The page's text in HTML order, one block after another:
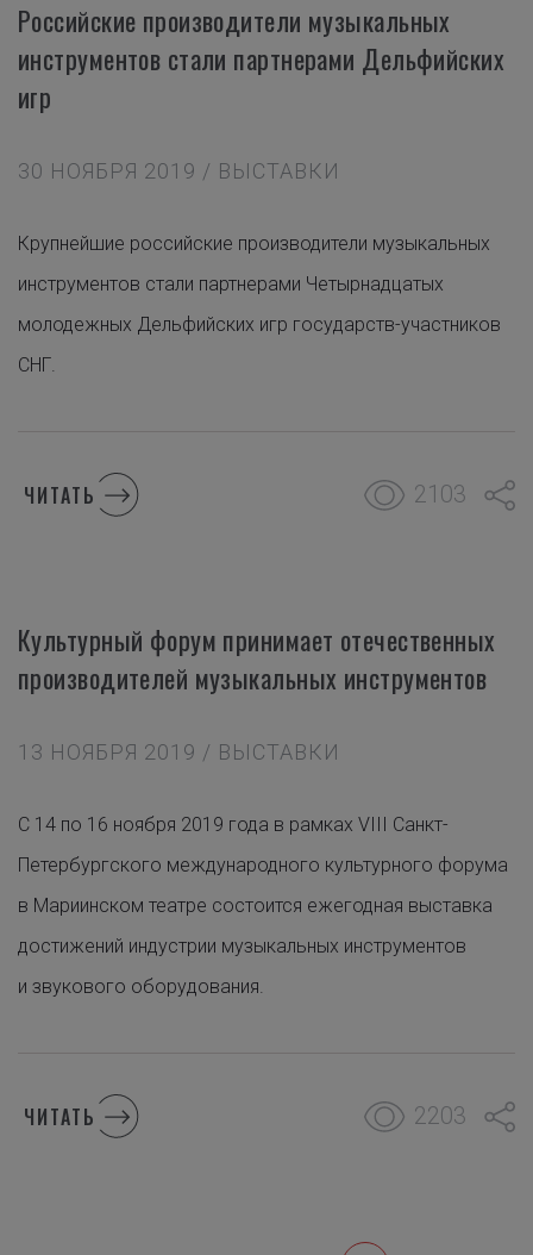
Российские производители музыкальных
инструментов стали партнерами Дельфийских
игр
30 НОЯБРЯ 2019 / ВЫСТАВКИ
Крупнейшие российские производители музыкальных
инструментов стали партнерами Четырнадцатых
молодежных Дельфийских игр государств-участников
СНГ.
ЧИТАТЬ 2103
Культурный форум принимает отечественных
производителей музыкальных инструментов
13 НОЯБРЯ 2019 / ВЫСТАВКИ
С 14 по 16 ноября 2019 года в рамках VIII Санкт-
Петербургского международного культурного форума
в Мариинском театре состоится ежегодная выставка
достижений индустрии музыкальных инструментов
и звукового оборудования.
ЧИТАТЬ 2203